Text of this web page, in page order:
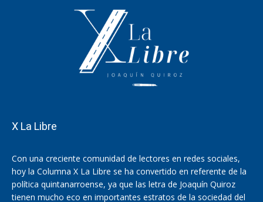
X La Libre
Con una creciente comunidad de lectores en redes sociales,
hoy la Columna X La Libre se ha convertido en referente de la
política quintanarroense, ya que las letra de Joaquín Quiroz
tienen mucho eco en importantes estratos de la sociedad del